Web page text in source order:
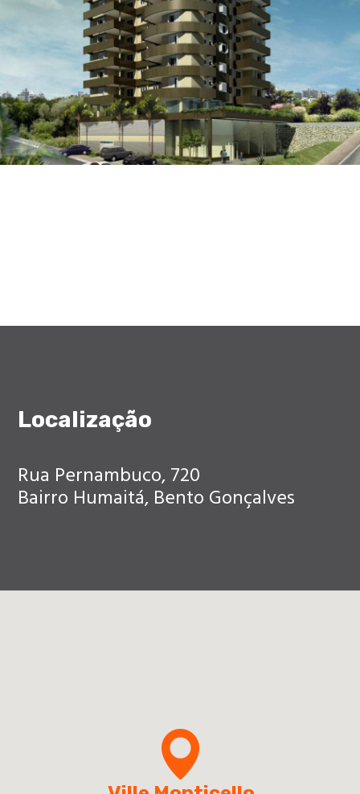
Localização
Rua Pernambuco, 720
Bairro Humaitá, Bento Gonçalves